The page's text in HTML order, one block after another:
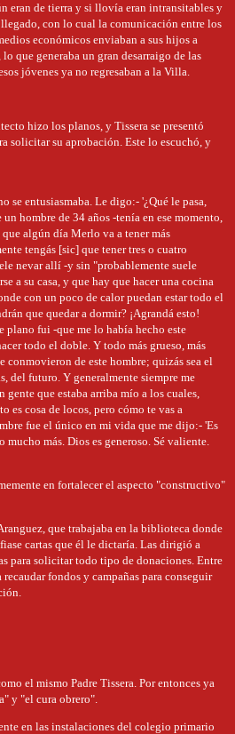
eran de tierra y si llovía eran intransitables y
con lo cual la comunicación entre los
económicos enviaban a sus hijos a
que generaba un gran desarraigo de las
jóvenes ya no regresaban a la Villa.
hizo los planos, y Tissera se presentó
solicitar su aprobación. Este lo escuchó, y
entusiasmaba. Le digo:- '¿Qué le pasa,
hombre de 34 años -tenía en ese momento,
algún día Merlo va a tener más
tengás [sic] que tener tres o cuatro
nevar allí -y sin "probablemente suele
a su casa, y que hay que hacer una cocina
con un poco de calor puedan estar todo el
que quedar a dormir? ¡Agrandá esto!
plano fui -que me lo había hecho este
todo el doble. Y todo más grueso, más
conmovieron de este hombre; quizás sea el
del futuro. Y generalmente siempre me
que estaba arriba mío a los cuales,
es cosa de locos, pero cómo te vas a
fue el único en mi vida que me dijo:- 'Es
mucho más. Dios es generoso. Sé valiente.
en fortalecer el aspecto "constructivo"
que trabajaba en la biblioteca donde
cartas que él le dictaría. Las dirigió a
para solicitar todo tipo de donaciones. Entre
fondos y campañas para conseguir
el mismo Padre Tissera. Por entonces ya
y "el cura obrero".
en las instalaciones del colegio primario